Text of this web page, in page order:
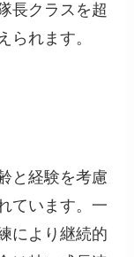
長クラスを超
られます。
と経験を考慮
ています。一
により継続的